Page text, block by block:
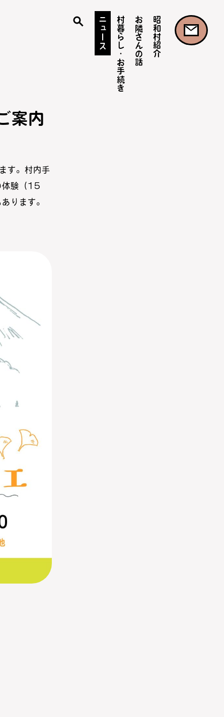
昭和村紹介
お隣さんの話
村暮らし・お手続き
ニュース
案内
す。村内手
体験（15
ります。